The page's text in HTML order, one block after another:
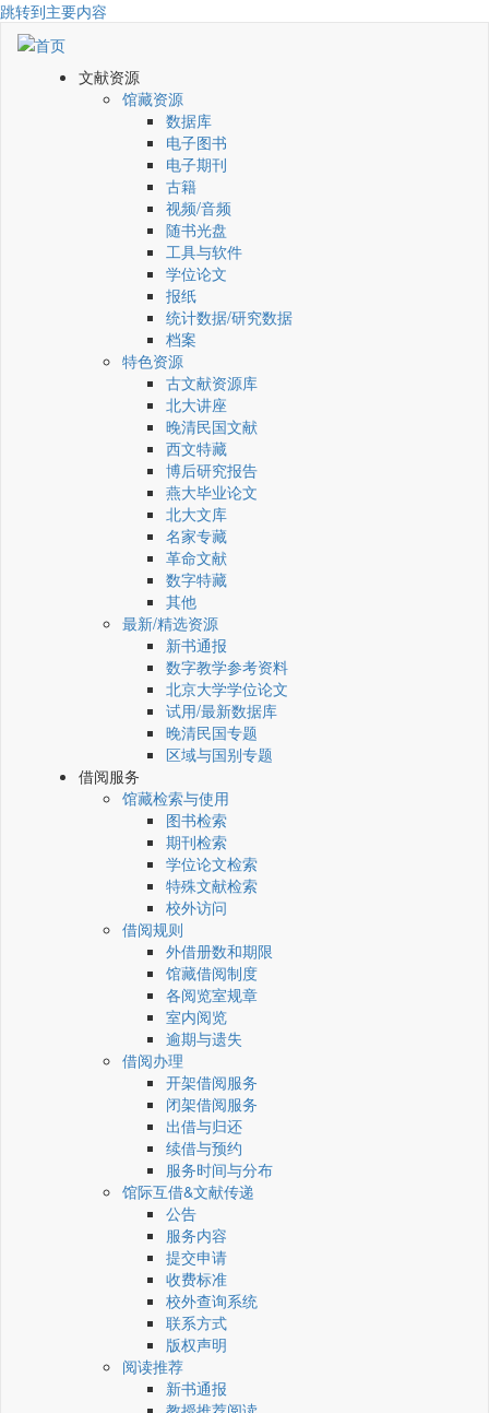
跳转到主要内容
文献资源
馆藏资源
数据库
电子图书
电子期刊
古籍
视频/音频
随书光盘
工具与软件
学位论文
报纸
统计数据/研究数据
档案
特色资源
古文献资源库
北大讲座
晚清民国文献
西文特藏
博后研究报告
燕大毕业论文
北大文库
名家专藏
革命文献
数字特藏
其他
最新/精选资源
新书通报
数字教学参考资料
北京大学学位论文
试用/最新数据库
晚清民国专题
区域与国别专题
借阅服务
馆藏检索与使用
图书检索
期刊检索
学位论文检索
特殊文献检索
校外访问
借阅规则
外借册数和期限
馆藏借阅制度
各阅览室规章
室内阅览
逾期与遗失
借阅办理
开架借阅服务
闭架借阅服务
出借与归还
续借与预约
服务时间与分布
馆际互借&文献传递
公告
服务内容
提交申请
收费标准
校外查询系统
联系方式
版权声明
阅读推荐
新书通报